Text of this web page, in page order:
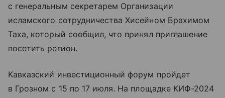
с генеральным секретарем Организации
исламского сотрудничества Хисейном Брахимом
Таха, который сообщил, что принял приглашение
посетить регион.
Кавказский инвестиционный форум пройдет
в Грозном с 15 по 17 июля. На площадке КИФ-2024